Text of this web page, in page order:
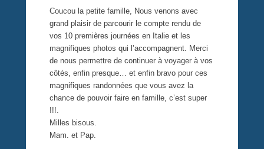
Coucou la petite famille, Nous venons avec
grand plaisir de parcourir le compte rendu de
vos 10 premières journées en Italie et les
magnifiques photos qui l’accompagnent. Merci
de nous permettre de continuer à voyager à vos
côtés, enfin presque… et enfin bravo pour ces
magnifiques randonnées que vous avez la
chance de pouvoir faire en famille, c’est super
!!!.
Milles bisous.
Mam. et Pap.